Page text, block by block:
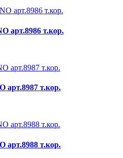
арт.8986 т.кор.
т.кор.
т.кор.